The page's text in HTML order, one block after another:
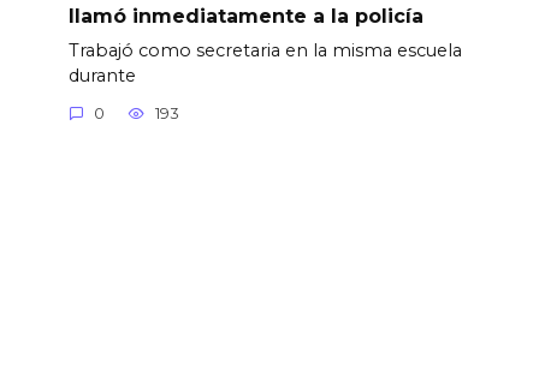
llamó inmediatamente a la policía
Trabajó como secretaria en la misma escuela
durante
0 193